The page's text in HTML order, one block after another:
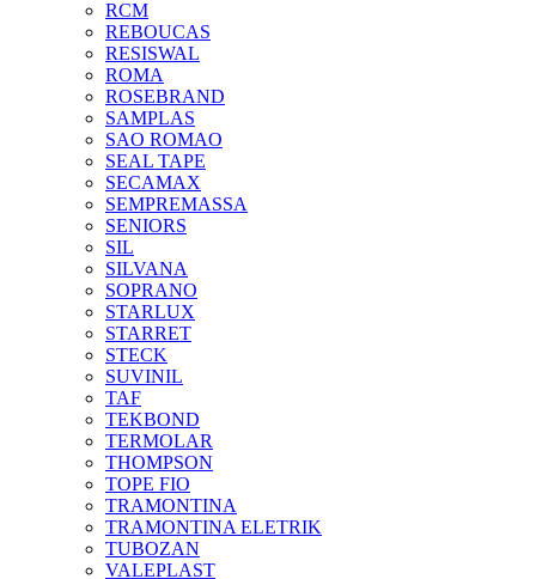
RCM
REBOUCAS
RESISWAL
ROMA
ROSEBRAND
SAMPLAS
SAO ROMAO
SEAL TAPE
SECAMAX
SEMPREMASSA
SENIORS
SIL
SILVANA
SOPRANO
STARLUX
STARRET
STECK
SUVINIL
TAF
TEKBOND
TERMOLAR
THOMPSON
TOPE FIO
TRAMONTINA
TRAMONTINA ELETRIK
TUBOZAN
VALEPLAST